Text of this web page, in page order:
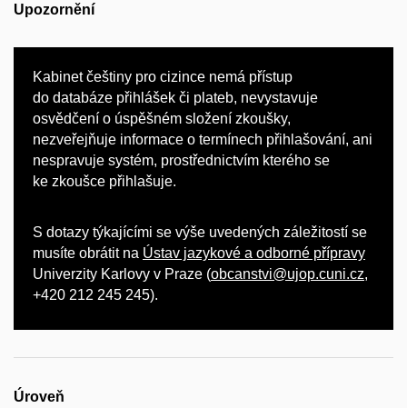
Upozornění
Kabinet češtiny pro cizince nemá přístup
do databáze přihlášek či plateb, nevystavuje
osvědčení o úspěšném složení zkoušky,
nezveřejňuje informace o termínech přihlašování, ani
nespravuje systém, prostřednictvím kterého se
ke zkoušce přihlašuje.
S dotazy týkajícími se výše uvedených záležitostí se
musíte obrátit na Ústav jazykové a odborné přípravy
Univerzity Karlovy v Praze (obcanstvi@ujop.cuni.cz,
+420 212 245 245).
Úroveň